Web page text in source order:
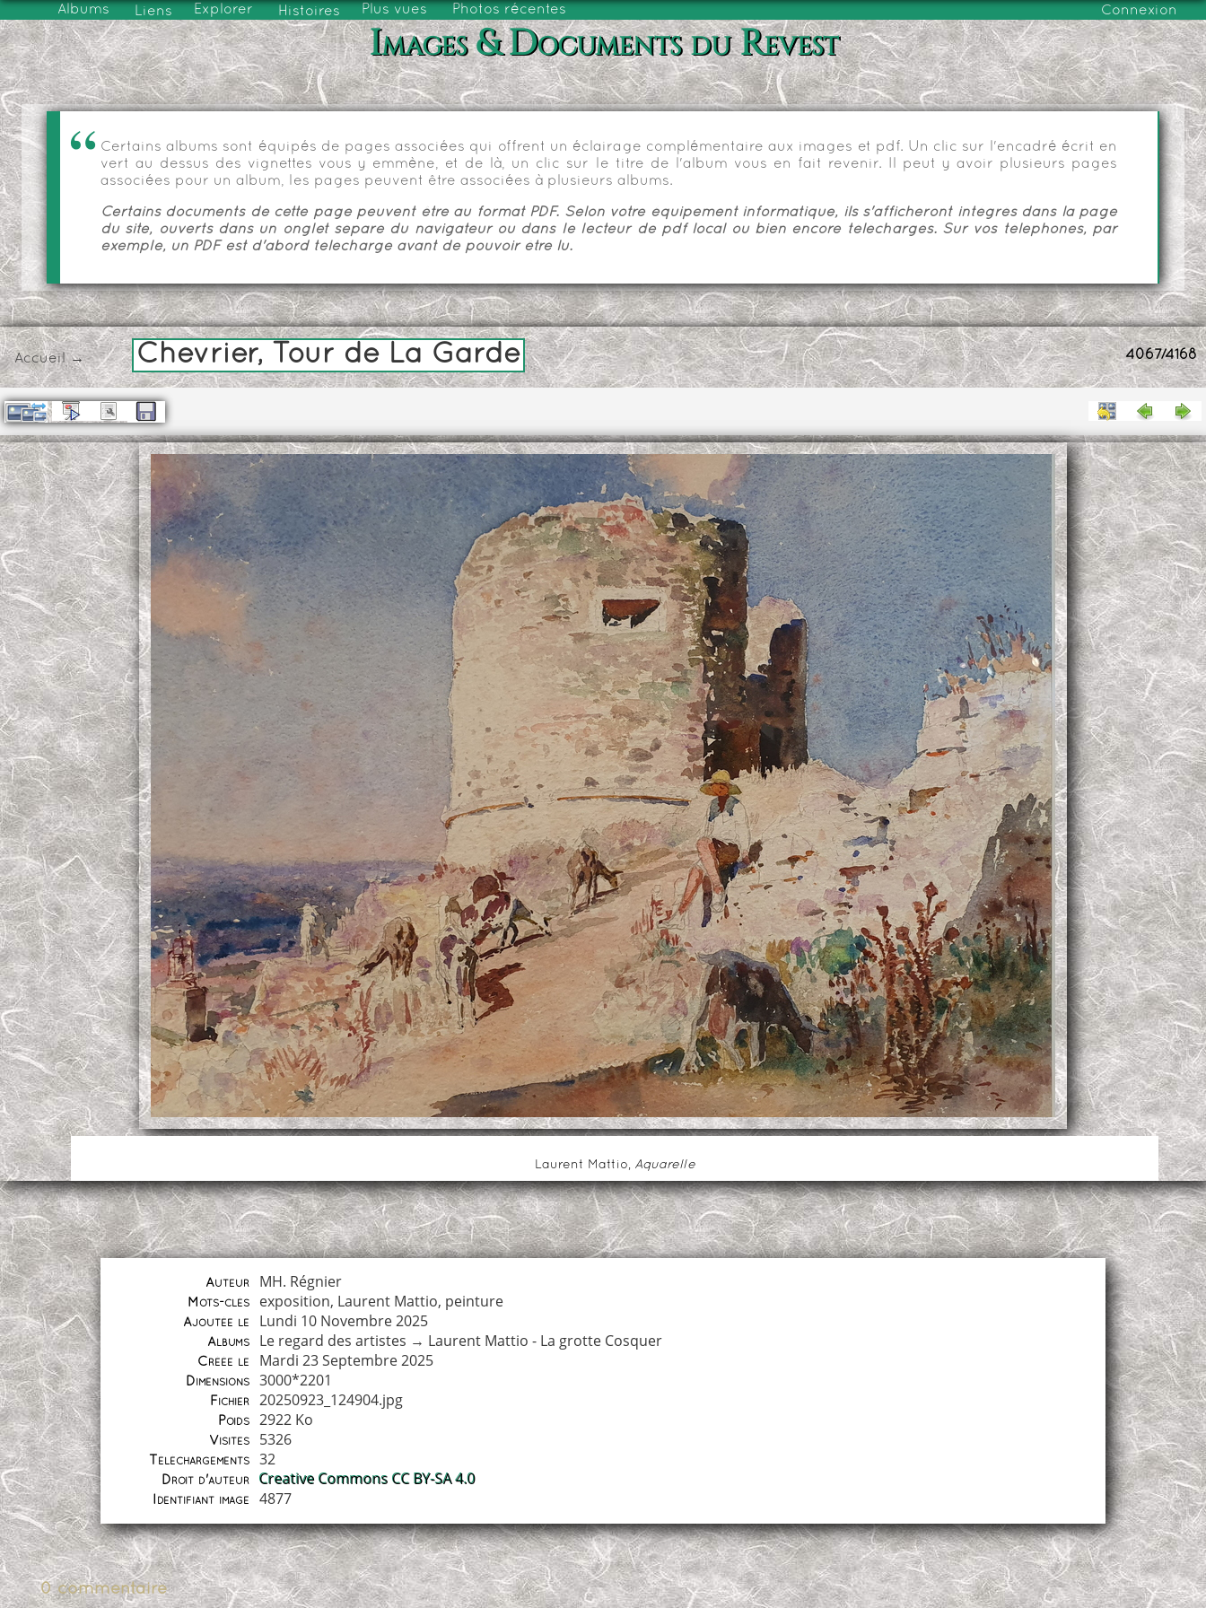
Albums Liens Explorer Histoires Plus vues Photos récentes Connexion
Images & Documents du Revest
Certains albums sont équipés de pages associées qui offrent un éclairage complémentaire aux images et pdf. Un clic sur l'encadré écrit en
vert au dessus des vignettes vous y emmène, et de là, un clic sur le titre de l'album vous en fait revenir. Il peut y avoir plusieurs pages
associées pour un album, les pages peuvent être associées à plusieurs albums.
Certains documents de cette page peuvent être au format PDF. Selon votre équipement informatique, ils s'afficheront intégrés dans la page
du site, ouverts dans un onglet séparé du navigateur ou dans le lecteur de pdf local ou bien encore téléchargés. Sur vos téléphones, par
exemple, un PDF est d'abord téléchargé avant de pouvoir être lu.
4067/4168
Accueil→ Chevrier, Tour de La Garde
Laurent Mattio, Aquarelle
Auteur MH. Régnier
Mots-clés exposition, Laurent Mattio, peinture
Ajoutée le Lundi 10 Novembre 2025
Albums Le regard des artistes → Laurent Mattio - La grotte Cosquer
Créée le Mardi 23 Septembre 2025
Dimensions 3000*2201
Fichier 20250923_124904.jpg
Poids 2922 Ko
Visites 5326
Téléchargements 32
Droit d'auteur Creative Commons CC BY-SA 4.0
Identifiant image 4877
0 commentaire